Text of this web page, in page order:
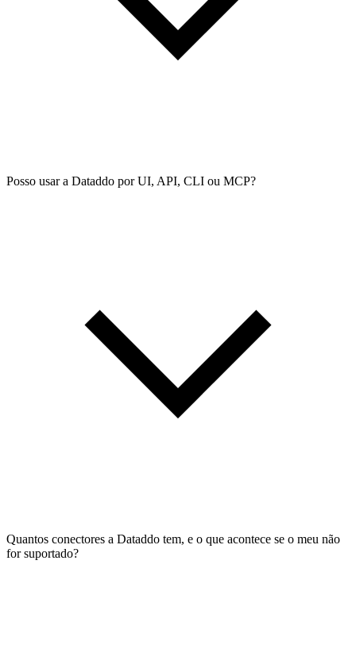
Posso usar a Dataddo por UI, API, CLI ou MCP?
Quantos conectores a Dataddo tem, e o que acontece se o meu não
for suportado?